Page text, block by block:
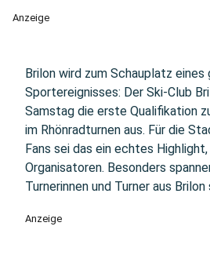
Anzeige
Brilon wird zum Schauplatz eines
Sportereignisses: Der Ski-Club
Samstag die erste Qualifikation
im Rhönradturnen aus. Für die
Fans sei das ein echtes
Organisatoren. Besonders
Turnerinnen und Turner aus
Anzeige